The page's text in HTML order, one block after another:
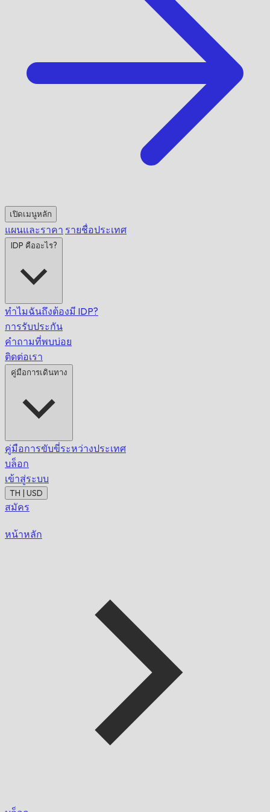
เปิดเมนูหลัก
แผนและราคา รายชื่อประเทศ
IDP คืออะไร?
ทำไมฉันถึงต้องมี IDP?
การรับประกัน
คำถามที่พบบ่อย
ติดต่อเรา
คู่มือการเดินทาง
คู่มือการขับขี่ระหว่างประเทศ
บล็อก
เข้าสู่ระบบ
TH | USD
สมัคร
หน้าหลัก